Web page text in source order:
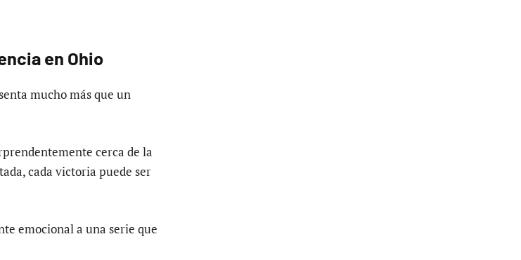
en Ohio
mucho más que un
cerca de la
cada victoria puede ser
emocional a una serie que